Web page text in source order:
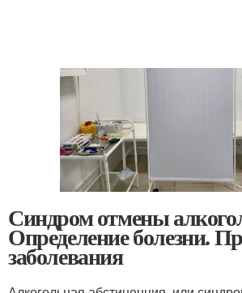
Синдром отмены
Определение болезни.
заболевания